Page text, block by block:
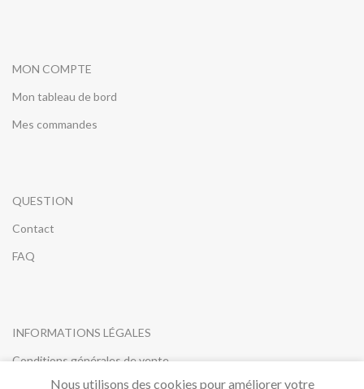
MON COMPTE
Mon tableau de bord
Mes commandes
QUESTION
Contact
FAQ
INFORMATIONS LÉGALES
Conditions générales de vente
Nous utilisons des cookies pour améliorer votre